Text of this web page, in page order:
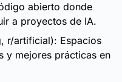
abierto donde
a proyectos de IA.
r/artificial): Espacios
y mejores prácticas en